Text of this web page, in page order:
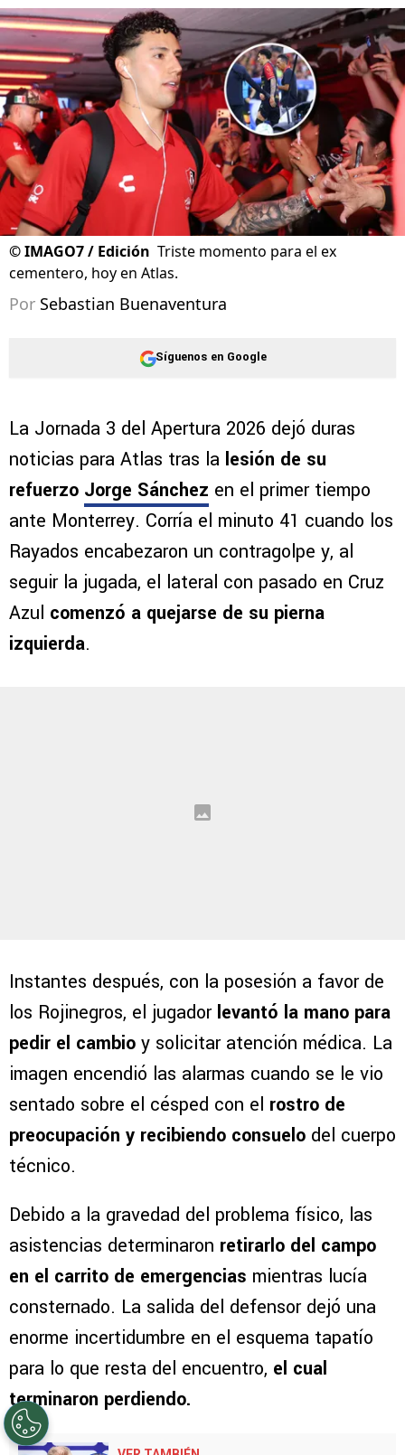
©IMAGO7 / Edición Triste momento para el ex
cementero, hoy en Atlas.
Por Sebastian Buenaventura
Síguenos en Google
La Jornada 3 del Apertura 2026 dejó duras
noticias para Atlas tras la lesión de su
refuerzo Jorge Sánchez en el primer tiempo
ante Monterrey. Corría el minuto 41 cuando los
Rayados encabezaron un contragolpe y, al
seguir la jugada, el lateral con pasado en Cruz
Azul comenzó a quejarse de su pierna
izquierda.
Instantes después, con la posesión a favor de
los Rojinegros, el jugador levantó la mano para
pedir el cambio y solicitar atención médica. La
imagen encendió las alarmas cuando se le vio
sentado sobre el césped con el rostro de
preocupación y recibiendo consuelo del cuerpo
técnico.
Debido a la gravedad del problema físico, las
asistencias determinaron retirarlo del campo
en el carrito de emergencias mientras lucía
consternado. La salida del defensor dejó una
enorme incertidumbre en el esquema tapatío
para lo que resta del encuentro, el cual
terminaron perdiendo.